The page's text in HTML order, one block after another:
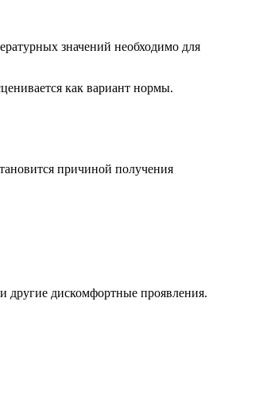
значений необходимо для
как вариант нормы.
причиной получения
другие дискомфортные проявления.